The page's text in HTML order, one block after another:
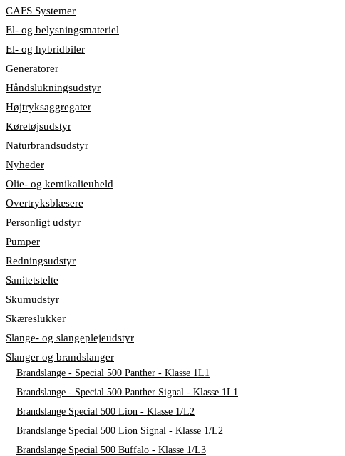
CAFS Systemer
El- og belysningsmateriel
El- og hybridbiler
Generatorer
Håndslukningsudstyr
Højtryksaggregater
Køretøjsudstyr
Naturbrandsudstyr
Nyheder
Olie- og kemikalieuheld
Overtryksblæsere
Personligt udstyr
Pumper
Redningsudstyr
Sanitetstelte
Skumudstyr
Skæreslukker
Slange- og slangeplejeudstyr
Slanger og brandslanger
Brandslange - Special 500 Panther - Klasse 1L1
Brandslange - Special 500 Panther Signal - Klasse 1L1
Brandslange Special 500 Lion - Klasse 1/L2
Brandslange Special 500 Lion Signal - Klasse 1/L2
Brandslange Special 500 Buffalo - Klasse 1/L3